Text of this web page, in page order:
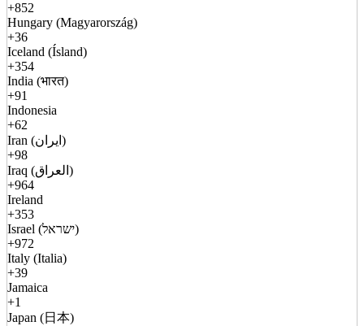
+852
Hungary (Magyarország)
+36
Iceland (Ísland)
+354
India (भारत)
+91
Indonesia
+62
Iran (ایران)
+98
Iraq (العراق)
+964
Ireland
+353
Israel (ישראל)
+972
Italy (Italia)
+39
Jamaica
+1
Japan (日本)